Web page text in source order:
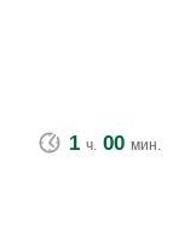
1 ч. 00 мин.